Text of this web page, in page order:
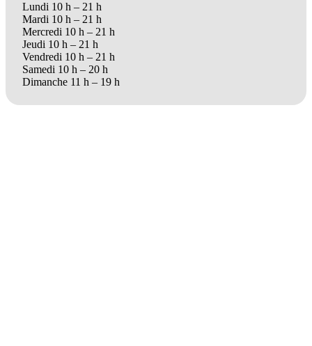
Lundi 10 h – 21 h
Mardi 10 h – 21 h
Mercredi 10 h – 21 h
Jeudi 10 h – 21 h
Vendredi 10 h – 21 h
Samedi 10 h – 20 h
Dimanche 11 h – 19 h